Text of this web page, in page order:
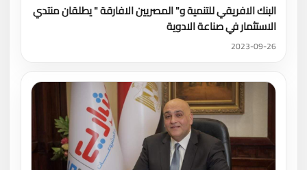
البنك الافريقي للتنمية و" المصريين الافارقة " يطلقان منتدي
الاستثمار في صناعة الادوية
2023-09-26